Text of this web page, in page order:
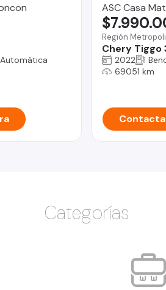
Automática
ASC Casa
Región
Chery Tiggo
2022
69051 km
Categorías